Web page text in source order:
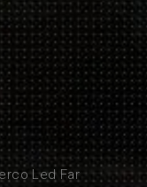
Led Far